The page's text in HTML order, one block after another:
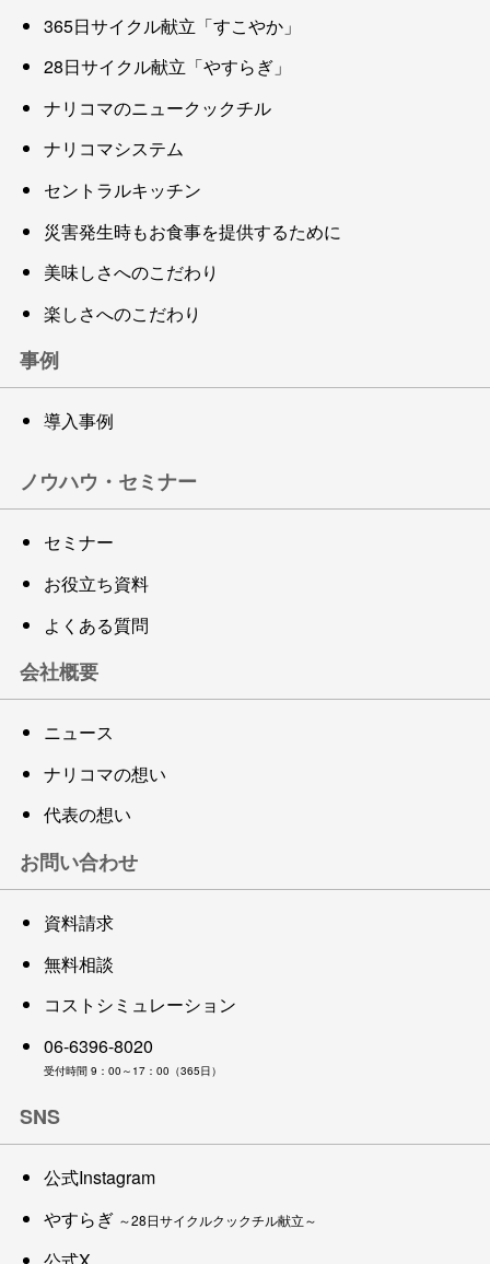
365日サイクル献立「すこやか」
28日サイクル献立「やすらぎ」
ナリコマのニュークックチル
ナリコマシステム
セントラルキッチン
災害発生時もお食事を提供するために
美味しさへのこだわり
楽しさへのこだわり
事例
導入事例
ノウハウ・セミナー
セミナー
お役立ち資料
よくある質問
会社概要
ニュース
ナリコマの想い
代表の想い
お問い合わせ
資料請求
無料相談
コストシミュレーション
06-6396-8020
受付時間 9：00～17：00（365日）
SNS
公式Instagram
やすらぎ ～28日サイクルクックチル献立～